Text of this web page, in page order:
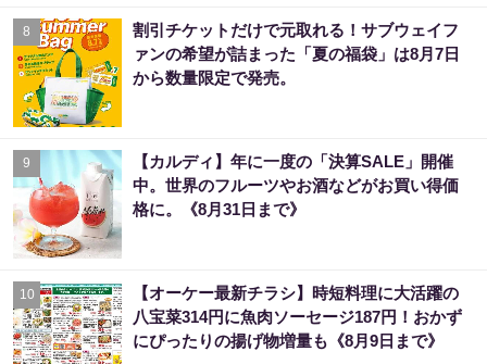
8
割引チケットだけで元取れる！サブウェイフ
ァンの希望が詰まった「夏の福袋」は8月7日
から数量限定で発売。
9
【カルディ】年に一度の「決算SALE」開催
中。世界のフルーツやお酒などがお買い得価
格に。《8月31日まで》
10
【オーケー最新チラシ】時短料理に大活躍の
八宝菜314円に魚肉ソーセージ187円！おかず
にぴったりの揚げ物増量も《8月9日まで》